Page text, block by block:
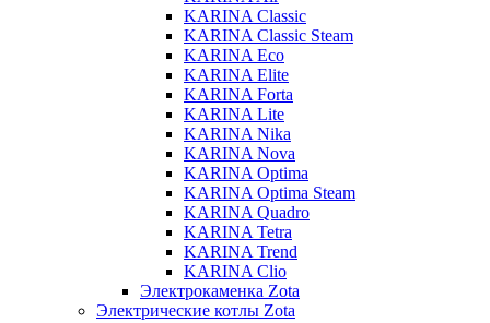
KARINA Classic
KARINA Classic Steam
KARINA Eco
KARINA Elite
KARINA Forta
KARINA Lite
KARINA Nika
KARINA Nova
KARINA Optima
KARINA Optima Steam
KARINA Quadro
KARINA Tetra
KARINA Trend
KARINA Clio
Электрокаменка Zota
Электрические котлы Zota